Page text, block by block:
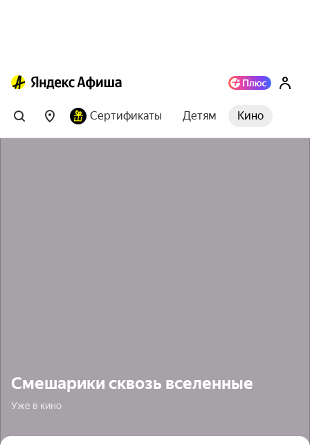
Сертификаты Детям Кино
Смешарики сквозь вселенные
Уже в кино